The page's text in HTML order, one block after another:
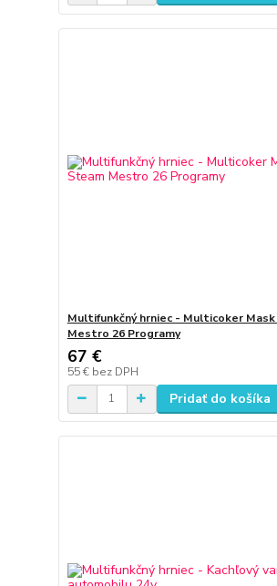
Multifunkčný hrniec - Multicoker
Mestro 26 Programy
67 €
55 € bez DPH
Pridať do košíka